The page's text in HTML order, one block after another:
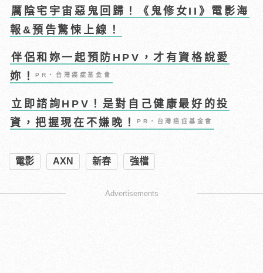
厲陰宅宇宙惡鬼回歸！《鬼修女II》電影海
報&預告驚悚上線！
伴侶和妳一起預防HPV，才有資格說愛
妳！PR・台灣癌症基金會
立即諮詢HPV！是對自己健康最好的投
資，把握現在不嫌晚！PR・台灣癌症基金會
電影 AXN 新春 強檔
Advertisements